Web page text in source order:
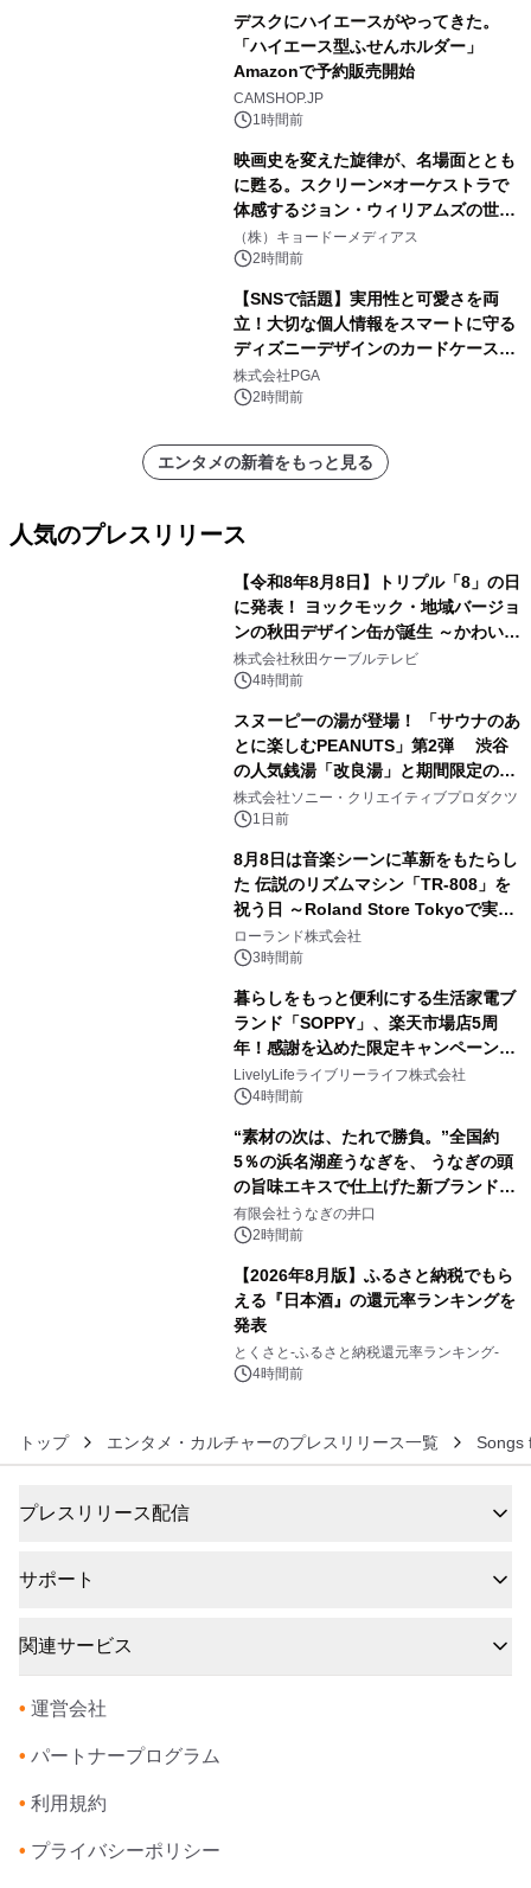
デスクにハイエースがやってきた。
「ハイエース型ふせんホルダー」
Amazonで予約販売開始
CAMSHOP.JP
1時間前
映画史を変えた旋律が、名場面ととも
に甦る。スクリーン×オーケストラで
体感するジョン・ウィリアムズの世
界。ジョン・ウィリアムズ：シネマ・
スペクタキュラー・コンサート 開催決
（株）キョードーメディアス
2時間前
【SNSで話題】実用性と可愛さを両
立！大切な個人情報をスマートに守る
ディズニーデザインのカードケースを
株式会社PGAが8月7日発売
株式会社PGA
2時間前
エンタメの新着をもっと見る
人気のプレスリリース
【令和8年8月8日】トリプル「8」の日
に発表！ ヨックモック・地域バージョ
ンの秋田デザイン缶が誕生 ～かわいい
秋田犬の子犬と秋田の四季と名所を巡
るパッケージ～ 9月1日(火)秋田県内で
株式会社秋田ケーブルテレビ
4時間前
スヌーピーの湯が登場！ 「サウナのあ
とに楽しむPEANUTS」第2弾 渋谷
の人気銭湯「改良湯」と期間限定のコ
ラボレーション サウナイキタイコラ
ボグッズも発売決定！
株式会社ソニー・クリエイティブプロダクツ
1日前
8月8日は音楽シーンに革新をもたらし
た 伝説のリズムマシン「TR-808」を
祝う日 ～Roland Store Tokyoで実機
を展示しての 記念キャンペーンを開
催 英国ラジオ「NTS」の 特別プログ
アーティストを フィーチャーしたアニ
メーションを公開～
ローランド株式会社
3時間前
暮らしをもっと便利にする生活家電ブ
ランド「SOPPY」、楽天市場店5周
年！感謝を込めた限定キャンペーンを
8月10日より開催
LivelyLifeライブリーライフ株式会社
4時間前
“素材の次は、たれで勝負。”全国約
5％の浜名湖産うなぎを、 うなぎの頭
の旨味エキスで仕上げた新ブランド
「井口の誉」誕生
有限会社うなぎの井口
2時間前
【2026年8月版】ふるさと納税でもら
える『日本酒』の還元率ランキングを
発表
とくさと-ふるさと納税還元率ランキング-
4時間前
トップ エンタメ・カルチャーのプレスリリース一覧 Songs
プレスリリース配信
サポート
関連サービス
• 運営会社
• パートナープログラム
• 利用規約
• プライバシーポリシー